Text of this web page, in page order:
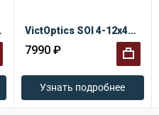
VictOptics SOI 4-12x40 AO
7990 ₽
Узнать подробнее